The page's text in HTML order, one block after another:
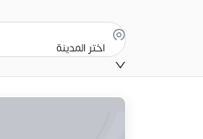
اختر المدينة